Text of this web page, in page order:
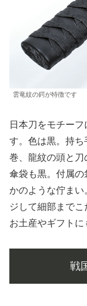
雲竜紋の鍔が特徴です
日本刀をモチー
す。色は黒。持
巻、龍紋の頭と刀
傘袋も黒。付属の
かのような佇ま
ジして細部まで
お土産やギフトに
戦